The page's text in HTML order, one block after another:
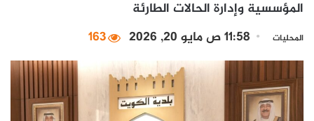
المؤسسية وإدارة الحالات الطارئة
المحليات 11:58 ص مايو 20, 2026 163